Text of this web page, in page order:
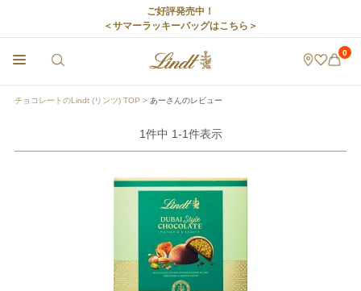
ご好評発売中！
＜サマーラッキーバッグはこちら＞
0
チョコレートのLindt (リンツ) TOP あーさんのレビュー
1件中 1-1件表示